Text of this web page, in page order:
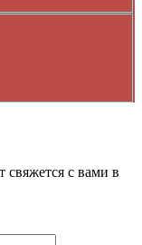
свяжется с вами в